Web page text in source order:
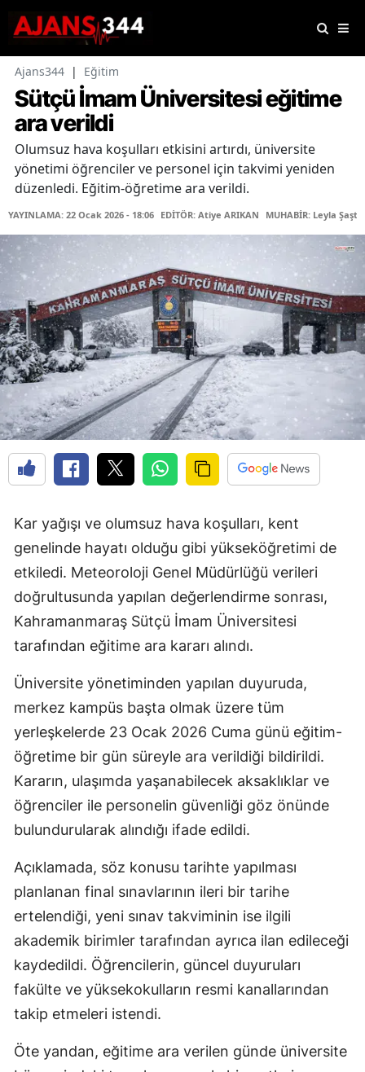
Ajans344 | Eğitim
Sütçü İmam Üniversitesi eğitime
ara verildi
Olumsuz hava koşulları etkisini artırdı, üniversite
yönetimi öğrenciler ve personel için takvimi yeniden
düzenledi. Eğitim-öğretime ara verildi.
YAYINLAMA: 22 Ocak 2026 - 18:06 EDİTÖR: Atiye ARIKAN MUHABİR: Leyla Şaştı
Kar yağışı ve olumsuz hava koşulları, kent
genelinde hayatı olduğu gibi yükseköğretimi de
etkiledi. Meteoroloji Genel Müdürlüğü verileri
doğrultusunda yapılan değerlendirme sonrası,
Kahramanmaraş Sütçü İmam Üniversitesi
tarafından eğitime ara kararı alındı.
Üniversite yönetiminden yapılan duyuruda,
merkez kampüs başta olmak üzere tüm
yerleşkelerde 23 Ocak 2026 Cuma günü eğitim-
öğretime bir gün süreyle ara verildiği bildirildi.
Kararın, ulaşımda yaşanabilecek aksaklıklar ve
öğrenciler ile personelin güvenliği göz önünde
bulundurularak alındığı ifade edildi.
Açıklamada, söz konusu tarihte yapılması
planlanan final sınavlarının ileri bir tarihe
ertelendiği, yeni sınav takviminin ise ilgili
akademik birimler tarafından ayrıca ilan edileceği
kaydedildi. Öğrencilerin, güncel duyuruları
fakülte ve yüksekokulların resmi kanallarından
takip etmeleri istendi.
Öte yandan, eğitime ara verilen günde üniversite